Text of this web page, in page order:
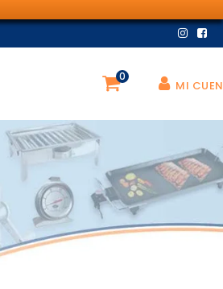
MI
0